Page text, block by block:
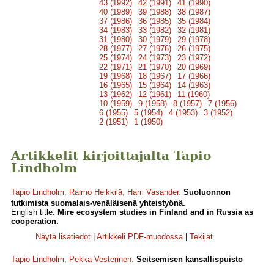
43 (1992)
42 (1991)
41 (1990)
40 (1989)
39 (1988)
38 (1987)
37 (1986)
36 (1985)
35 (1984)
34 (1983)
33 (1982)
32 (1981)
31 (1980)
30 (1979)
29 (1978)
28 (1977)
27 (1976)
26 (1975)
25 (1974)
24 (1973)
23 (1972)
22 (1971)
21 (1970)
20 (1969)
19 (1968)
18 (1967)
17 (1966)
16 (1965)
15 (1964)
14 (1963)
13 (1962)
12 (1961)
11 (1960)
10 (1959)
9 (1958) 8 (1957)
7 (1956)
6 (1955)
5 (1954) 4 (1953)
3 (1952)
2 (1951)
1 (1950)
Artikkelit kirjoittajalta Tapio
Lindholm
Tapio Lindholm, Raimo Heikkilä, Harri Vasander. Suoluonnon
tutkimista suomalais-venäläisenä yhteistyönä.
English title: Mire ecosystem studies in Finland and in Russia as
cooperation.
Näytä lisätiedot
Artikkeli PDF-muodossa| Tekijät
Tapio Lindholm, Pekka Vesterinen. Seitsemisen kansallispuisto